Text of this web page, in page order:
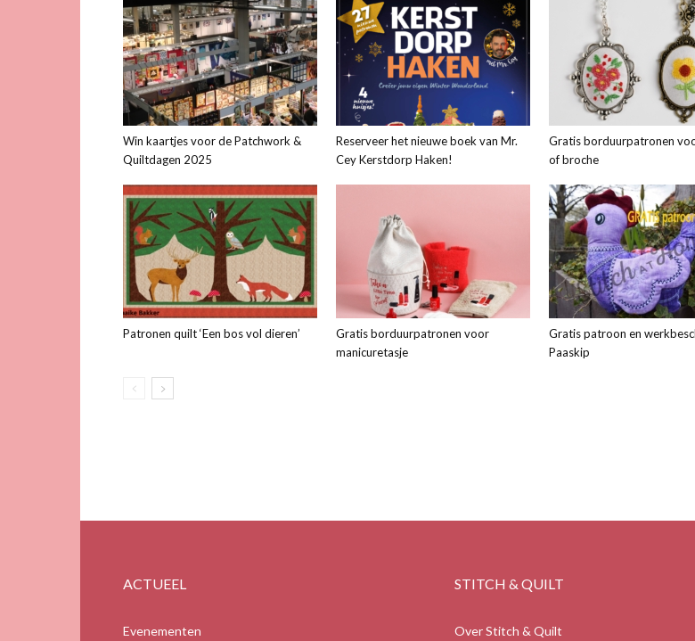
Win kaartjes voor de Patchwork &
Quiltdagen 2025
Reserveer het nieuwe boek van Mr.
Cey Kerstdorp Haken!
Gratis borduurpatronen
of broche
Patronen quilt ‘Een bos vol dieren’
Gratis borduurpatronen voor
manicuretasje
Gratis patroon en
Paaskip
ACTUEEL
Evenementen
STITCH & QUILT
Over Stitch & Quilt